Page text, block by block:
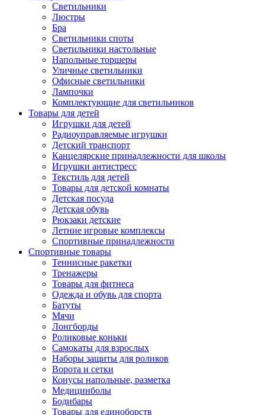
Светильники
Люстры
Бра
Светильники споты
Светильники настольные
Напольные торшеры
Уличные светильники
Офисные светильники
Лампочки
Комплектующие для светильников
Товары для детей
Игрушки для детей
Радиоуправляемые игрушки
Детский транспорт
Канцелярские принадлежности для школы
Игрушки антистресс
Текстиль для детей
Товары для детской комнаты
Детская посуда
Детская обувь
Рюкзаки детские
Летние игровые комплексы
Спортивные принадлежности
Спортивные товары
Теннисные ракетки
Тренажеры
Товары для фитнеса
Одежда и обувь для спорта
Батуты
Мячи
Лонгборды
Роликовые коньки
Самокаты для взрослых
Наборы защиты для роликов
Ворота и сетки
Конусы напольные, разметка
Медицинболы
Бодибары
Товары для единоборств